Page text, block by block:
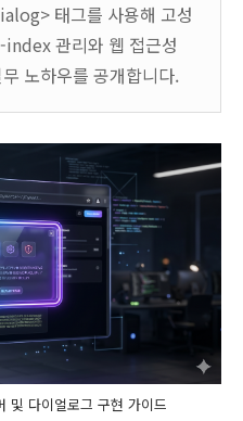
태그를 사용해 고성
관리와 웹 접근성
노하우를 공개합니다.
다이얼로그 구현 가이드